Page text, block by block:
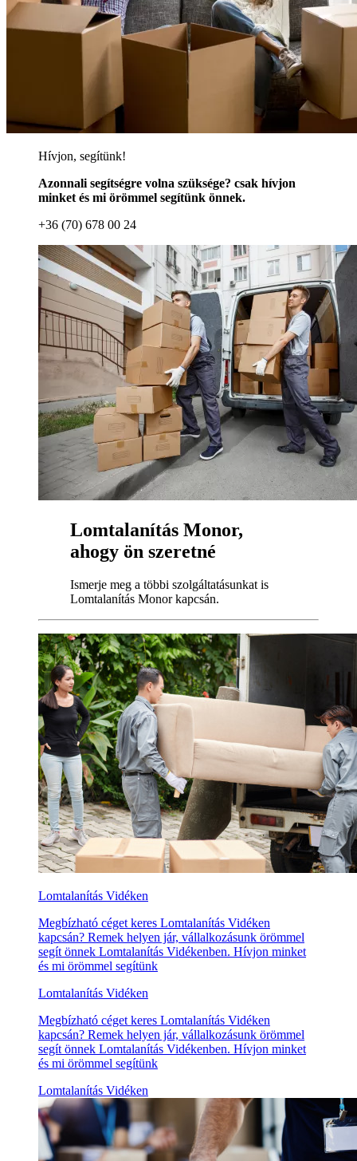
Hívjon, segítünk!
Azonnali segítségre volna szüksége? csak hívjon
minket és mi örömmel segítünk önnek.
+36 (70) 678 00 24
Lomtalanítás Monor,
ahogy ön szeretné
Ismerje meg a többi szolgáltatásunkat is
Lomtalanítás Monor kapcsán.
Lomtalanítás Vidéken
Megbízható céget keres Lomtalanítás Vidéken
kapcsán? Remek helyen jár, vállalkozásunk örömmel
segít önnek Lomtalanítás Vidékenben. Hívjon minket
és mi örömmel segítünk
Lomtalanítás Vidéken
Megbízható céget keres Lomtalanítás Vidéken
kapcsán? Remek helyen jár, vállalkozásunk örömmel
segít önnek Lomtalanítás Vidékenben. Hívjon minket
és mi örömmel segítünk
Lomtalanítás Vidéken